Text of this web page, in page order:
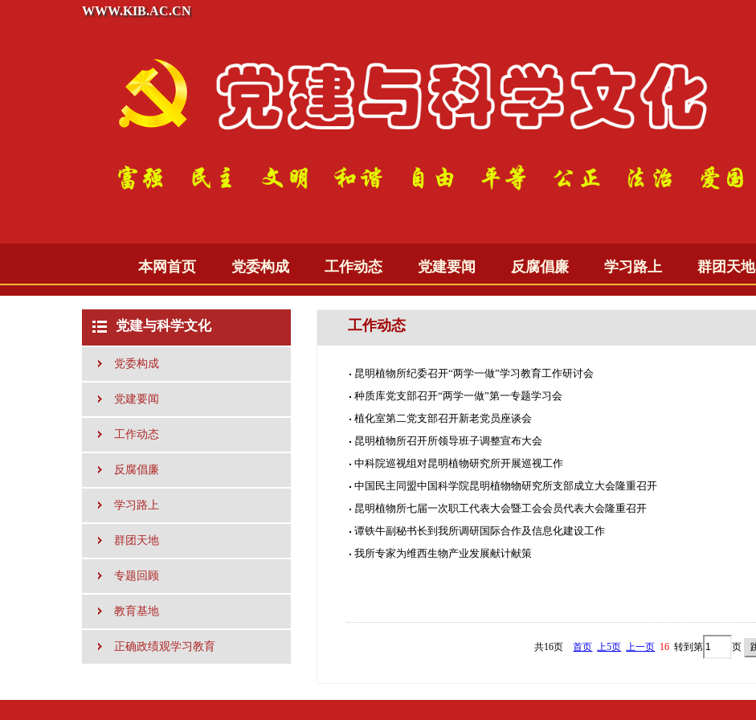
WWW.KIB.AC.CN
本网首页 党委构成 工作动态 党建要闻 反腐倡廉 学习路上 群团天地
党建与科学文化
党委构成
党建要闻
工作动态
反腐倡廉
学习路上
群团天地
专题回顾
教育基地
正确政绩观学习教育
工作动态
昆明植物所纪委召开“两学一做”学习教育工作研讨会
种质库党支部召开“两学一做”第一专题学习会
植化室第二党支部召开新老党员座谈会
昆明植物所召开所领导班子调整宣布大会
中科院巡视组对昆明植物研究所开展巡视工作
中国民主同盟中国科学院昆明植物物研究所支部成立大会隆重召开
昆明植物所七届一次职工代表大会暨工会会员代表大会隆重召开
谭铁牛副秘书长到我所调研国际合作及信息化建设工作
我所专家为维西生物产业发展献计献策
共16页 首页 上5页 上一页 16 转到第 页